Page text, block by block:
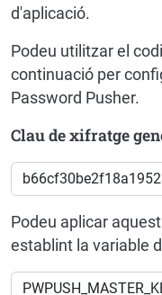
d'aplicació.
Podeu utilitzar el
continuació per
Password Pusher.
Clau de xifratge
Podeu aplicar
establint la variable